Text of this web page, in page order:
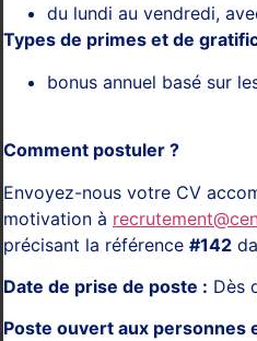
du lundi au vendredi,
Types de primes et de
bonus annuel basé sur
Comment postuler ?
Envoyez-nous votre CV
motivation à
précisant la référence #142
Date de prise de poste : Dès
Poste ouvert aux personnes